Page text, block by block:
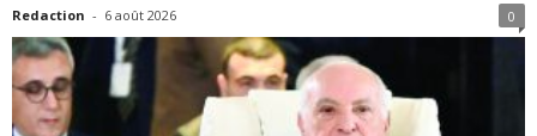
Redaction - 6 août 2026 0